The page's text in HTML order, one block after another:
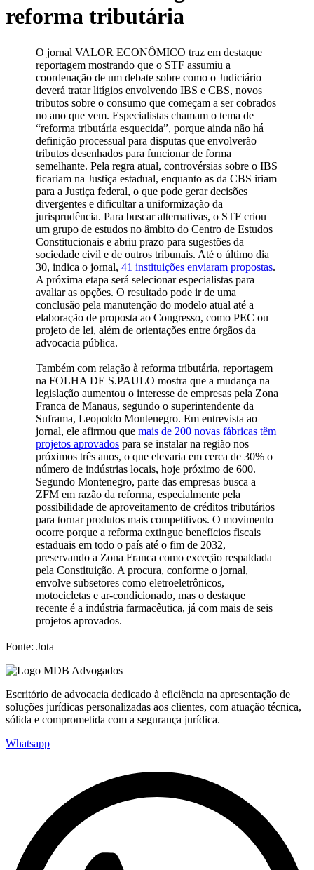
reforma tributária
O jornal VALOR ECONÔMICO traz em destaque
reportagem mostrando que o STF assumiu a
coordenação de um debate sobre como o Judiciário
deverá tratar litígios envolvendo IBS e CBS, novos
tributos sobre o consumo que começam a ser cobrados
no ano que vem. Especialistas chamam o tema de
“reforma tributária esquecida”, porque ainda não há
definição processual para disputas que envolverão
tributos desenhados para funcionar de forma
semelhante. Pela regra atual, controvérsias sobre o IBS
ficariam na Justiça estadual, enquanto as da CBS iriam
para a Justiça federal, o que pode gerar decisões
divergentes e dificultar a uniformização da
jurisprudência. Para buscar alternativas, o STF criou
um grupo de estudos no âmbito do Centro de Estudos
Constitucionais e abriu prazo para sugestões da
sociedade civil e de outros tribunais. Até o último dia
30, indica o jornal, 41 instituições enviaram propostas.
A próxima etapa será selecionar especialistas para
avaliar as opções. O resultado pode ir de uma
conclusão pela manutenção do modelo atual até a
elaboração de proposta ao Congresso, como PEC ou
projeto de lei, além de orientações entre órgãos da
advocacia pública.
Também com relação à reforma tributária, reportagem
na FOLHA DE S.PAULO mostra que a mudança na
legislação aumentou o interesse de empresas pela Zona
Franca de Manaus, segundo o superintendente da
Suframa, Leopoldo Montenegro. Em entrevista ao
jornal, ele afirmou que mais de 200 novas fábricas têm
projetos aprovados para se instalar na região nos
próximos três anos, o que elevaria em cerca de 30% o
número de indústrias locais, hoje próximo de 600.
Segundo Montenegro, parte das empresas busca a
ZFM em razão da reforma, especialmente pela
possibilidade de aproveitamento de créditos tributários
para tornar produtos mais competitivos. O movimento
ocorre porque a reforma extingue benefícios fiscais
estaduais em todo o país até o fim de 2032,
preservando a Zona Franca como exceção respaldada
pela Constituição. A procura, conforme o jornal,
envolve subsetores como eletroeletrônicos,
motocicletas e ar-condicionado, mas o destaque
recente é a indústria farmacêutica, já com mais de seis
projetos aprovados.
Fonte: Jota
Escritório de advocacia dedicado à eficiência na apresentação de
soluções jurídicas personalizadas aos clientes, com atuação técnica,
sólida e comprometida com a segurança jurídica.
Whatsapp